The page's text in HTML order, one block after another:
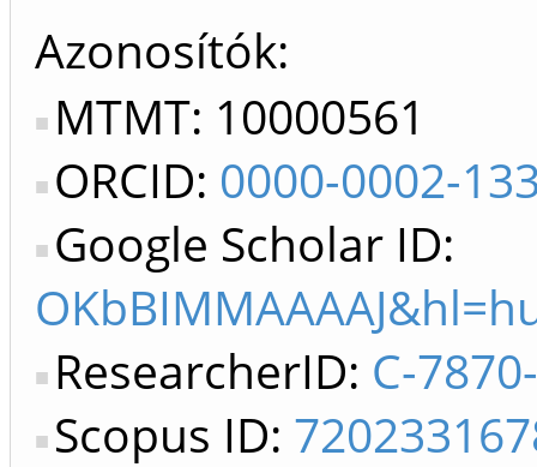
Azonosítók
MTMT: 10000561
ORCID: 0000-0002-
Google Scholar ID:
ResearcherID: C-
Scopus ID: